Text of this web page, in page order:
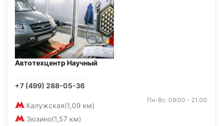
Автотехцентр Научный
+7 (499) 288-05-36
Калужская(1,09 км)
Зюзино(1,57 км)
Пн-Вс: 09:00 - 21:00